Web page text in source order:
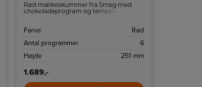
Rød mælkeskummer fra Smeg med
chokoladeprogram og temperering op
Farve
Rød
Antal programmer
6
Højde
251 mm
1.689,-